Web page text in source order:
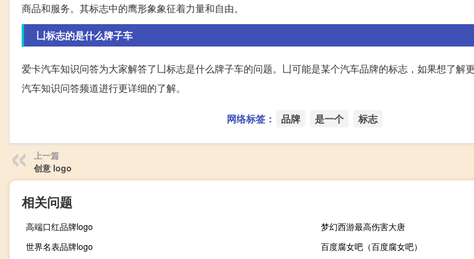
商品和服务。其标志中的鹰形象象征着力量和自由。
凵标志的是什么牌子车
爱卡汽车知识问答为大家解答了凵标志是什么牌子车的问题。凵可能是某个汽车品牌的标志，如果想了解
汽车知识问答频道进行更详细的了解。
网络标签： 品牌 是一个 标志
上一篇
创意 logo
相关问题
高端口红品牌logo
梦幻西游最高伤害大唐
世界名表品牌logo
百度腐女吧（百度腐女吧）